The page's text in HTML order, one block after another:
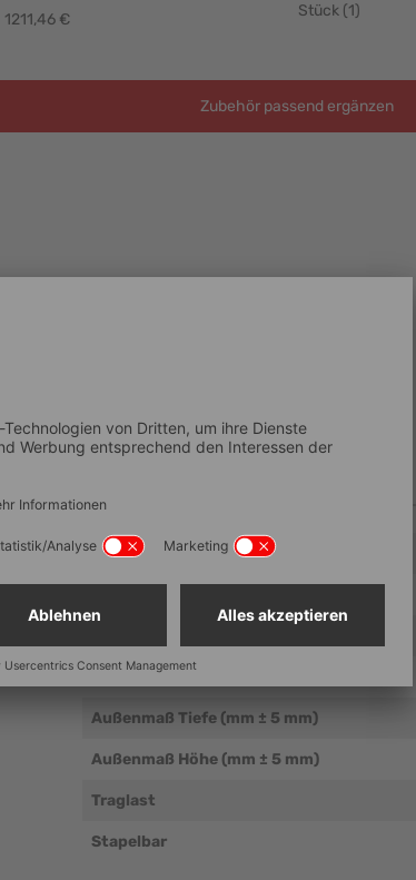
1211,46 € Stück (1)
Zubehör passend ergänzen
Artikelnummer
Außenmaß Breite (mm ± 5 mm)
Außenmaß Tiefe (mm ± 5 mm)
Außenmaß Höhe (mm ± 5 mm)
Traglast
Stapelbar